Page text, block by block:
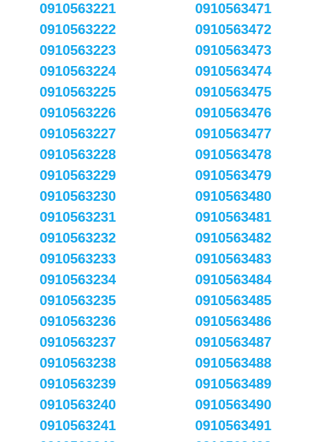
0910563221
0910563222
0910563223
0910563224
0910563225
0910563226
0910563227
0910563228
0910563229
0910563230
0910563231
0910563232
0910563233
0910563234
0910563235
0910563236
0910563237
0910563238
0910563239
0910563240
0910563241
0910563471
0910563472
0910563473
0910563474
0910563475
0910563476
0910563477
0910563478
0910563479
0910563480
0910563481
0910563482
0910563483
0910563484
0910563485
0910563486
0910563487
0910563488
0910563489
0910563490
0910563491